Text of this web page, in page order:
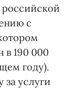
с
в 190 000
году).
за услуги